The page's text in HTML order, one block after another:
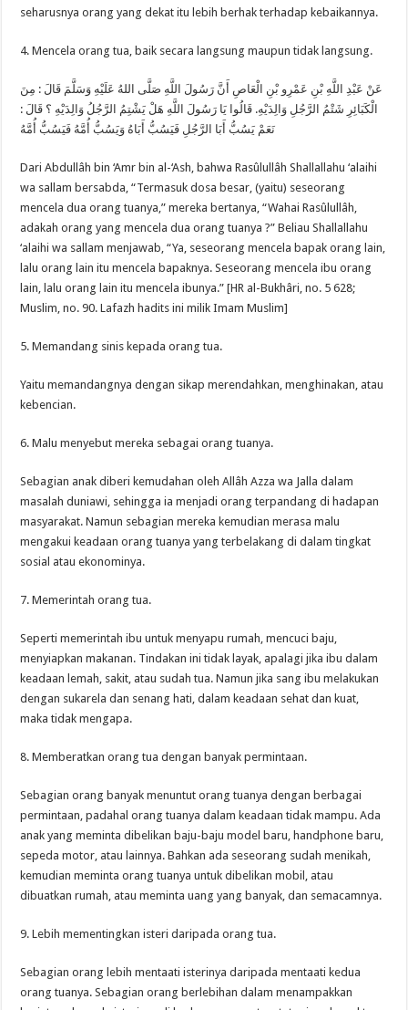
seharusnya orang yang dekat itu lebih berhak terhadap kebaikannya.
4. Mencela orang tua, baik secara langsung maupun tidak langsung.
عَنْ عَبْدِ اللَّهِ بْنِ عَمْرِو بْنِ الْعَاصِ أَنَّ رَسُولَ اللَّهِ صَلَّى اللهُ عَلَيْهِ وَسَلَّمَ قَالَ : مِنَ
الْكَبَائِرِ شَتْمُ الرَّجُلِ وَالِدَيْهِ. قَالُوا يَا رَسُولَ اللَّهِ هَلْ يَشْتِمُ الرَّجُلُ وَالِدَيْهِ ؟ قَالَ :
نَعَمْ يَسُبُّ أَبَا الرَّجُلِ فَيَسُبُّ أَبَاهُ وَيَسُبُّ أُمَّهُ فَيَسُبُّ أُمَّهُ
Dari Abdullâh bin ‘Amr bin al-‘Ash, bahwa Rasûlullâh Shallallahu ‘alaihi
wa sallam bersabda, “Termasuk dosa besar, (yaitu) seseorang
mencela dua orang tuanya,” mereka bertanya, “Wahai Rasûlullâh,
adakah orang yang mencela dua orang tuanya ?” Beliau Shallallahu
‘alaihi wa sallam menjawab, “Ya, seseorang mencela bapak orang lain,
lalu orang lain itu mencela bapaknya. Seseorang mencela ibu orang
lain, lalu orang lain itu mencela ibunya.” [HR al-Bukhâri, no. 5 628;
Muslim, no. 90. Lafazh hadits ini milik Imam Muslim]
5. Memandang sinis kepada orang tua.
Yaitu memandangnya dengan sikap merendahkan, menghinakan, atau
kebencian.
6. Malu menyebut mereka sebagai orang tuanya.
Sebagian anak diberi kemudahan oleh Allâh Azza wa Jalla dalam
masalah duniawi, sehingga ia menjadi orang terpandang di hadapan
masyarakat. Namun sebagian mereka kemudian merasa malu
mengakui keadaan orang tuanya yang terbelakang di dalam tingkat
sosial atau ekonominya.
7. Memerintah orang tua.
Seperti memerintah ibu untuk menyapu rumah, mencuci baju,
menyiapkan makanan. Tindakan ini tidak layak, apalagi jika ibu dalam
keadaan lemah, sakit, atau sudah tua. Namun jika sang ibu melakukan
dengan sukarela dan senang hati, dalam keadaan sehat dan kuat,
maka tidak mengapa.
8. Memberatkan orang tua dengan banyak permintaan.
Sebagian orang banyak menuntut orang tuanya dengan berbagai
permintaan, padahal orang tuanya dalam keadaan tidak mampu. Ada
anak yang meminta dibelikan baju-baju model baru, handphone baru,
sepeda motor, atau lainnya. Bahkan ada seseorang sudah menikah,
kemudian meminta orang tuanya untuk dibelikan mobil, atau
dibuatkan rumah, atau meminta uang yang banyak, dan semacamnya.
9. Lebih mementingkan isteri daripada orang tua.
Sebagian orang lebih mentaati isterinya daripada mentaati kedua
orang tuanya. Sebagian orang berlebihan dalam menampakkan